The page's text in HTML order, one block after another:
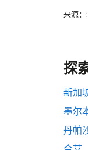
来源：
探
新加
墨尔
丹帕